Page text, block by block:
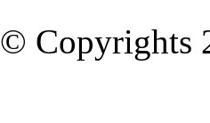
© Copyrights